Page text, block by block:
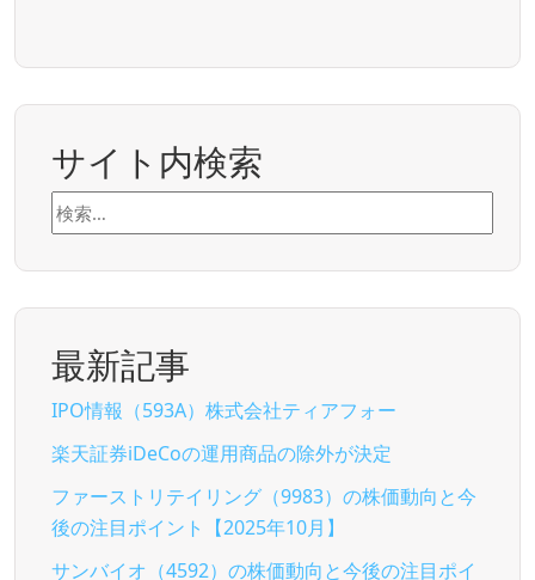
サイト内検索
検
索:
最新記事
IPO情報（593A）株式会社ティアフォー
楽天証券iDeCoの運用商品の除外が決定
ファーストリテイリング（9983）の株価動向と今
後の注目ポイント【2025年10月】
サンバイオ（4592）の株価動向と今後の注目ポイ